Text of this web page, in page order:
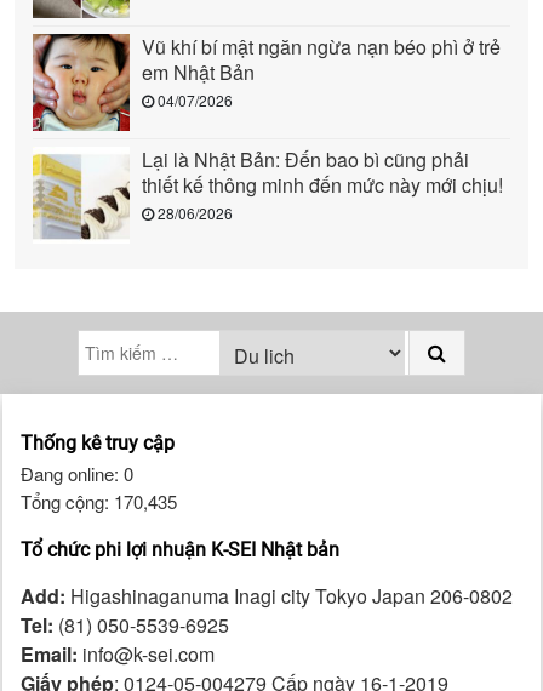
Vũ khí bí mật ngăn ngừa nạn béo phì ở trẻ
em Nhật Bản
04/07/2026
Lại là Nhật Bản: Đến bao bì cũng phải
thiết kế thông minh đến mức này mới chịu!
28/06/2026
Thống kê truy cập
Đang online: 0
Tổng cộng: 170,435
Tổ chức phi lợi nhuận K-SEI Nhật bản
Add: Higashinaganuma Inagi city Tokyo Japan 206-0802
Tel: (81) 050-5539-6925
Email: info@k-sei.com
Giấy phép: 0124-05-004279 Cấp ngày 16-1-2019